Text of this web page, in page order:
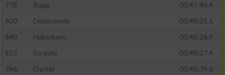
778
Rupp
00:47:44.4
600
Dimitrievski
00:48:25.1
640
Haberkern
00:48:26.9
813
Sorgatz
00:48:27.4
746
Oertel
00:48:39.6